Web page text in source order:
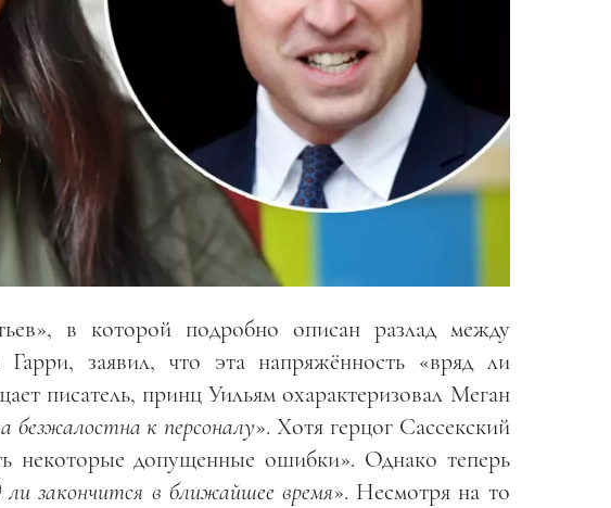
в которой подробно описан разлад между
заявил, что эта напряжённость «вряд ли
писатель, принц Уильям охарактеризовал Меган
к персоналу». Хотя герцог Сассекский
некоторые допущенные ошибки». Однако теперь
ли закончится в ближайшее время». Несмотря на то